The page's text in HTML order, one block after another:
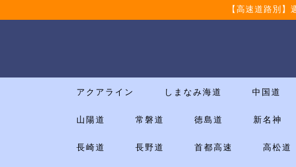
【高速道路別
アクアライン しまなみ海道 中国道
山陽道 常磐道 徳島道 新名神
長崎道 長野道 首都高速 高松道